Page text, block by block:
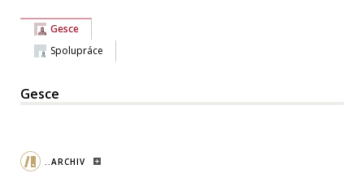
Gesce
Spolupráce
Gesce
..ARCHIV